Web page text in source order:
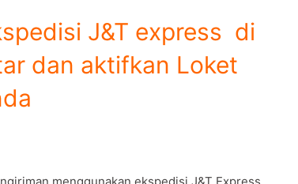
J&T express di
dan aktifkan Loket
menggunakan ekspedisi J&T Express